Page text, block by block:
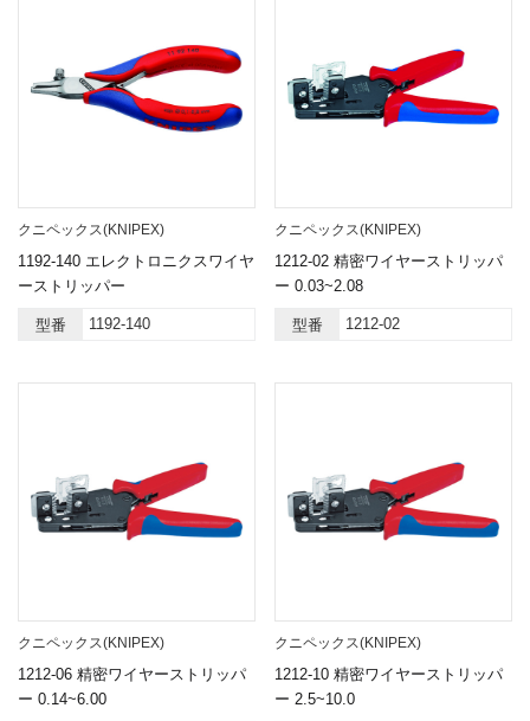
クニペックス(KNIPEX)
1192-140 エレクトロニクスワイヤ
ーストリッパー
型番 1192-140
クニペックス(KNIPEX)
1212-02 精密ワイヤーストリッパ
ー 0.03~2.08
型番 1212-02
クニペックス(KNIPEX)
1212-06 精密ワイヤーストリッパ
ー 0.14~6.00
クニペックス(KNIPEX)
1212-10 精密ワイヤーストリッパ
ー 2.5~10.0